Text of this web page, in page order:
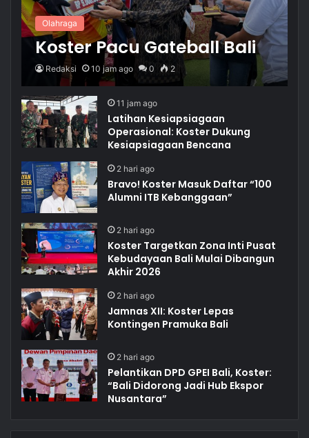
Olahraga
Koster Pacu Gateball Bali
Redaksi 10 jam ago 0 2
11 jam ago
Latihan Kesiapsiagaan
Operasional: Koster Dukung
Kesiapsiagaan Bencana
2 hari ago
Bravo! Koster Masuk Daftar “100
Alumni ITB Kebanggaan”
2 hari ago
Koster Targetkan Zona Inti Pusat
Kebudayaan Bali Mulai Dibangun
Akhir 2026
2 hari ago
Jamnas XII: Koster Lepas
Kontingen Pramuka Bali
2 hari ago
Pelantikan DPD GPEI Bali, Koster:
“Bali Didorong Jadi Hub Ekspor
Nusantara”